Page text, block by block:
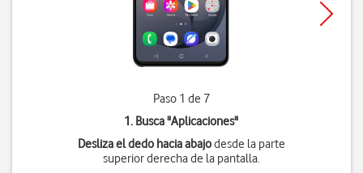
Paso 1 de 7
1. Busca "Aplicaciones"
Desliza el dedo hacia abajodesde la parte
superior derecha de la pantalla.